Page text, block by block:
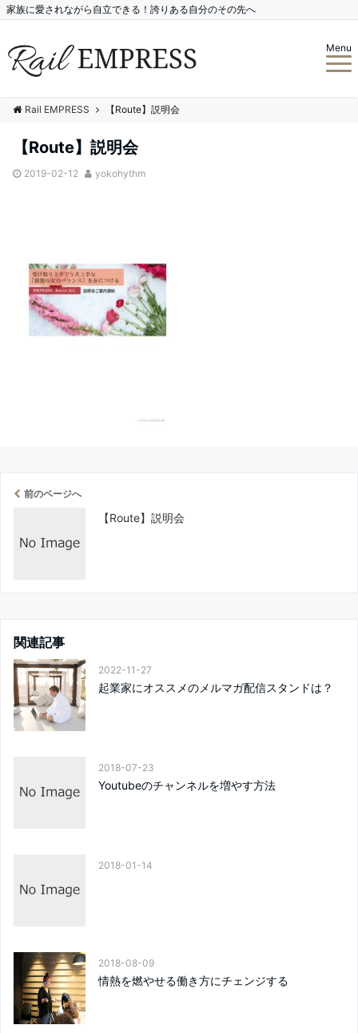
家族に愛されながら自立できる！誇りある自分のその先へ
Menu
Rail EMPRESS 【Route】説明会
【Route】説明会
2019-02-12 yokohythm
前のページへ
【Route】説明会
関連記事
2022-11-27
起業家にオススメのメルマガ配信スタンドは？
2018-07-23
Youtubeのチャンネルを増やす方法
2018-01-14
2018-08-09
情熱を燃やせる働き方にチェンジする